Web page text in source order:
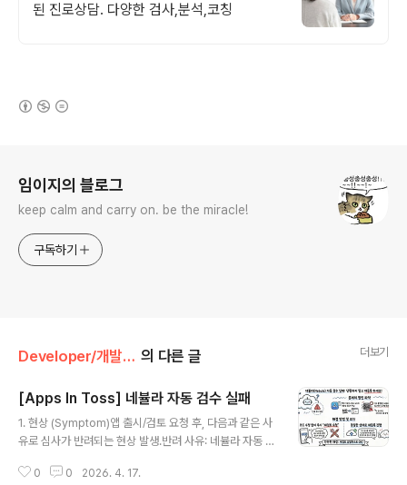
된 진로상담. 다양한 검사,분석,코칭
임이지의 블로그
keep calm and carry on. be the miracle!
구독하기
Developer/개발일지 의 다른 글 더보기
[Apps In Toss] 네뷸라 자동 검수 실패
1. 현상 (Symptom)앱 출시/검토 요청 후, 다음과 같은 사
유로 심사가 반려되는 현상 발생.반려 사유: 네뷸라 자동 검
(예: "전면광고 리워드 광고 대체" 등) 내용에 문제가 있어
0 0 2026. 4. 17.